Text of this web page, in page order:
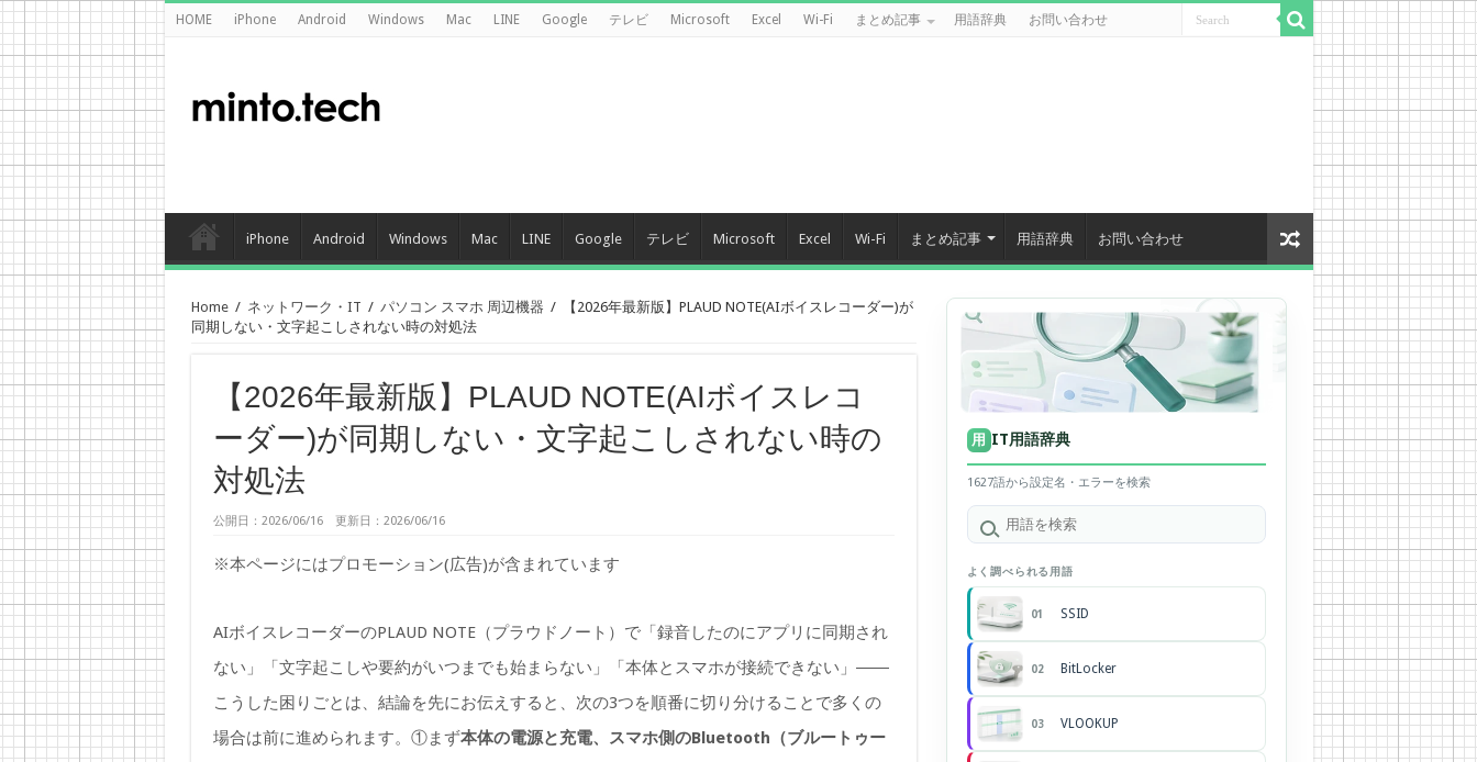
HOME iPhone Android Windows Mac LINE Google テレビ Microsoft Excel Wi-Fi まとめ記事 用語辞典 お問い合わせ
iPhone Android Windows Mac LINE Google テレビ Microsoft Excel Wi-Fi まとめ記事 用語辞典 お問い合わせ
Home / ネットワーク・IT / パソコン スマホ 周辺機器 /
【2026年最新版】PLAUD NOTE(AIボイスレコーダー)が
同期しない・文字起こしされない時の対処法
【2026年最新版】PLAUD NOTE(AIボイスレコ
ーダー)が同期しない・文字起こしされない時の
対処法
公開日：2026/06/16 更新日：2026/06/16
※本ページにはプロモーション(広告)が含まれています
AIボイスレコーダーのPLAUD NOTE（プラウドノート）で「録音したのにアプリに同期され
ない」「文字起こしや要約がいつまでも始まらない」「本体とスマホが接続できない」――
こうした困りごとは、結論を先にお伝えすると、次の3つを順番に切り分けることで多くの
場合は前に進められます。①まず本体の電源と充電、スマホ側のBluetooth（ブルートゥー
用 IT用語辞典
1627語から設定名・エラーを検索
よく調べられる用語
01 SSID
02 BitLocker
03 VLOOKUP